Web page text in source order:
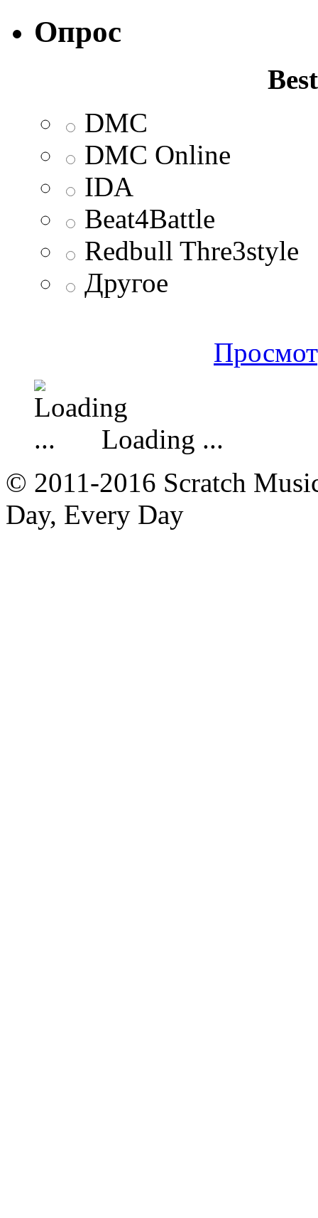
Опрос
DMC
DMC Online
IDA
Beat4Battle
Redbull Thre3style
Другое
Loading ...
© 2011-2016 Scratch
Day, Every Day